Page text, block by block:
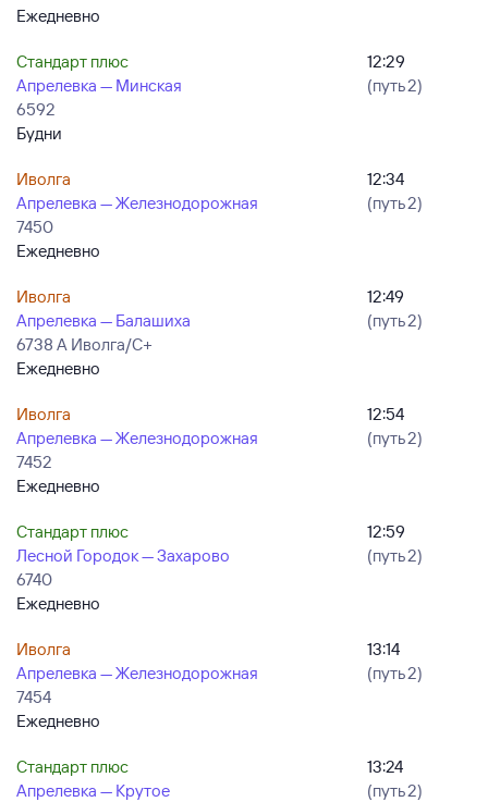
Ежедневно
Стандарт плюс
Апрелевка — Минская
6592
Будни
12:29
(путь 2)
Иволга
Апрелевка — Железнодорожная
7450
Ежедневно
12:34
(путь 2)
Иволга
Апрелевка — Балашиха
6738 А Иволга/С+
Ежедневно
12:49
(путь 2)
Иволга
Апрелевка — Железнодорожная
7452
Ежедневно
12:54
(путь 2)
Стандарт плюс
Лесной Городок — Захарово
6740
Ежедневно
12:59
(путь 2)
Иволга
Апрелевка — Железнодорожная
7454
Ежедневно
13:14
(путь 2)
Стандарт плюс
Апрелевка — Крутое
13:24
(путь 2)